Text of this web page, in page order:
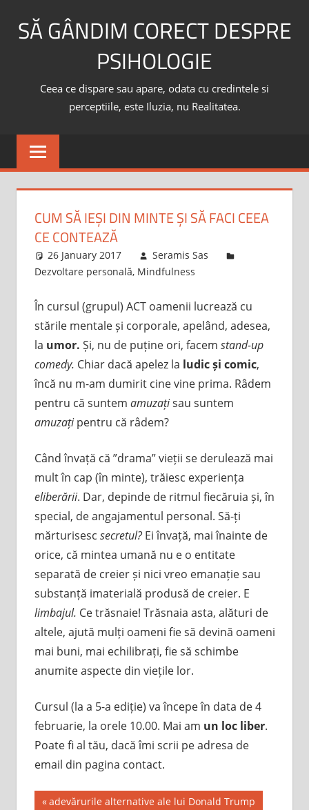
SĂ GÂNDIM CORECT DESPRE
PSIHOLOGIE
Ceea ce dispare sau apare, odata cu credintele si
perceptiile, este Iluzia, nu Realitatea.
CUM SĂ IEȘI DIN MINTE ȘI SĂ FACI CEEA
CE CONTEAZĂ
26 January 2017
Seramis Sas
Dezvoltare personală, Mindfulness
În cursul (grupul) ACT oamenii lucrează cu
stările mentale și corporale, apelând, adesea,
la umor. Și, nu de puține ori, facem stand-up
comedy. Chiar dacă apelez la ludic și comic,
încă nu m-am dumirit cine vine prima. Râdem
pentru că suntem amuzațisau suntem
amuzațipentru că râdem?
Când învață că ”drama” vieții se derulează mai
mult în cap (în minte), trăiesc experiența
eliberării. Dar, depinde de ritmul fiecăruia și, în
special, de angajamentul personal. Să-ți
mărturisesc secretul?Ei învață, mai înainte de
orice, că mintea umană nu e o entitate
separată de creier și nici vreo emanație sau
substanță imaterială produsă de creier. E
limbajul. Ce trăsnaie! Trăsnaia asta, alături de
altele, ajută mulți oameni fie să devină oameni
mai buni, mai echilibrați, fie să schimbe
anumite aspecte din viețile lor.
Cursul (la a 5-a ediție) va începe în data de 4
februarie, la orele 10.00. Mai am un loc liber.
Poate fi al tău, dacă îmi scrii pe adresa de
email din pagina contact.
Post
Previous
adevărurile alternative ale lui Donald Trump